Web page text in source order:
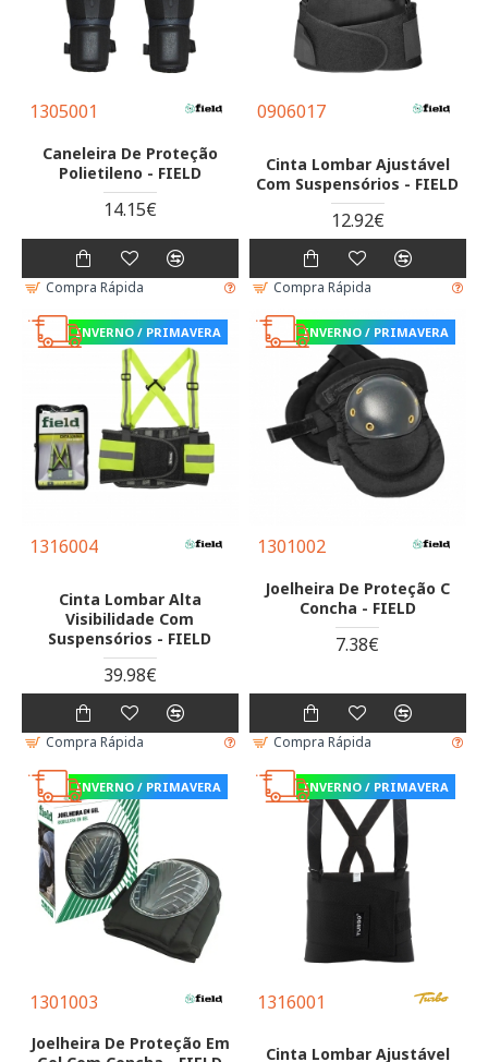
1305001
Caneleira De Proteção
Polietileno - FIELD
14.15€
Compra Rápida
0906017
Cinta Lombar Ajustável
Com Suspensórios - FIELD
12.92€
Compra Rápida
INVERNO / PRIMAVERA
1316004
Cinta Lombar Alta
Visibilidade Com
Suspensórios - FIELD
39.98€
Compra Rápida
INVERNO / PRIMAVERA
1301002
Joelheira De Proteção C
Concha - FIELD
7.38€
Compra Rápida
INVERNO / PRIMAVERA
1301003
Joelheira De Proteção Em
INVERNO / PRIMAVERA
1316001
Cinta Lombar Ajustável